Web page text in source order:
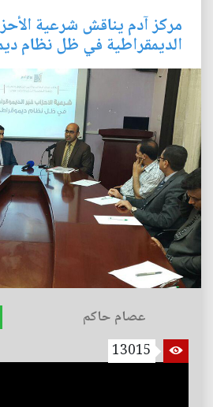
مركز آدم يناقش شرعية
الديمقراطية في ظل نظام
عصام حاكم
13015